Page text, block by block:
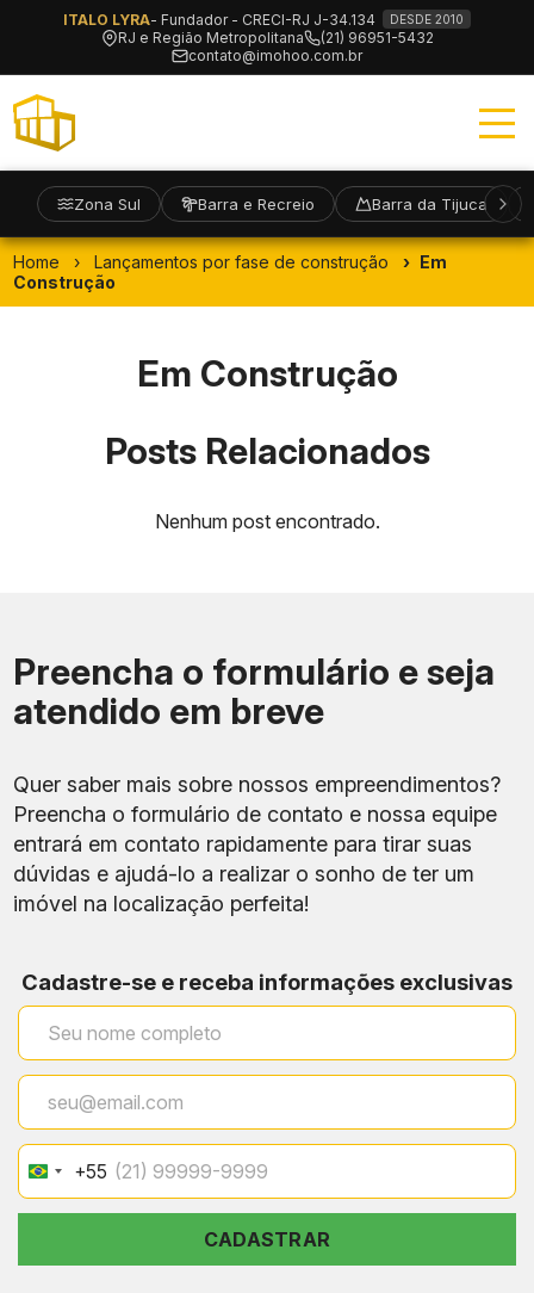
ITALO LYRA- Fundador - CRECI-RJ J-34.134 DESDE 2010
RJ e Região Metropolitana
(21) 96951-5432
contato@imohoo.com.br
Zona Sul Barra e Recreio Barra da Tijuca
Home Lançamentos por fase de construção
Em
Construção
Em Construção
Posts Relacionados
Nenhum post encontrado.
Preencha o formulário e seja
atendido em breve
Quer saber mais sobre nossos empreendimentos?
Preencha o formulário de contato e nossa equipe
entrará em contato rapidamente para tirar suas
dúvidas e ajudá-lo a realizar o sonho de ter um
imóvel na localização perfeita!
Cadastre-se e receba informações exclusivas
Brazil
+55
+55
CADASTRAR